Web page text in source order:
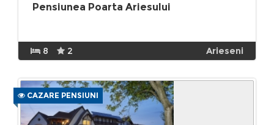
Pensiunea Poarta Ariesului
8 2 Arieseni
CAZARE PENSIUNI